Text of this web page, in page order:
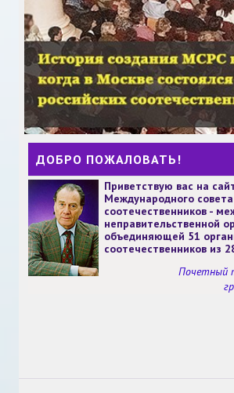
ДОБРО ПОЖАЛОВАТЬ!
Приветствую вас на
Международного
соотечественников -
неправительственной
объединяющей 51
соотечественников из
Почетный